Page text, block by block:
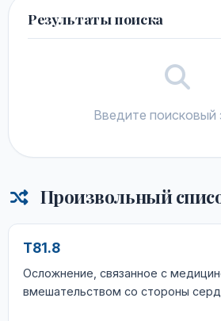
Результаты поиска
Введите поисковый
Произвольный
T81.8
Осложнение, связанное с
вмешательством со стороны